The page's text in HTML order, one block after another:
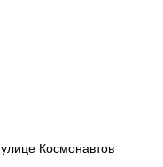
Космонавтов